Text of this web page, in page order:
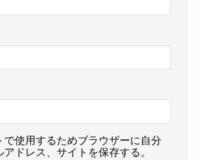
で使用するためブラウザーに自分
ドレス、サイトを保存する。